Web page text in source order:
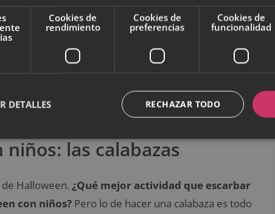
las calabazas
Halloween. ¿Qué mejor actividad que escarbar
con niños? Pero lo de hacer una calabaza es todo
Cookies de
rendimiento
Cookies de
preferencias
Cookies de
funcionalidad
RECHAZAR TODO
DETALLES